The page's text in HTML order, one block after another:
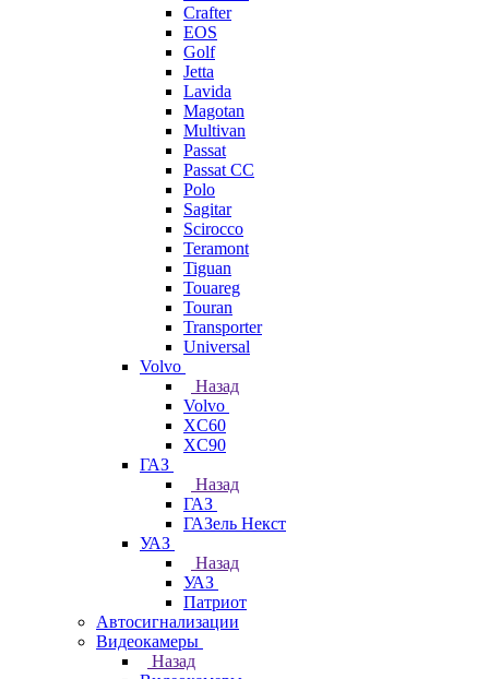
Crafter
EOS
Golf
Jetta
Lavida
Magotan
Multivan
Passat
Passat CC
Polo
Sagitar
Scirocco
Teramont
Tiguan
Touareg
Touran
Transporter
Universal
Volvo
Назад
Volvo
XC60
XC90
ГАЗ
Назад
ГАЗ
ГАЗель Некст
УАЗ
Назад
УАЗ
Патриот
Автосигнализации
Видеокамеры
Назад